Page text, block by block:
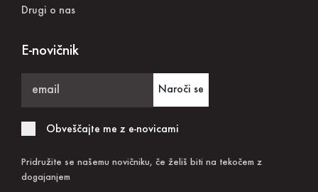
Drugi o nas
E-novičnik
Naroči se
Obveščajte me z e-novicami
Pridružite se našemu novičniku, če želiš biti na tekočem z
dogajanjem